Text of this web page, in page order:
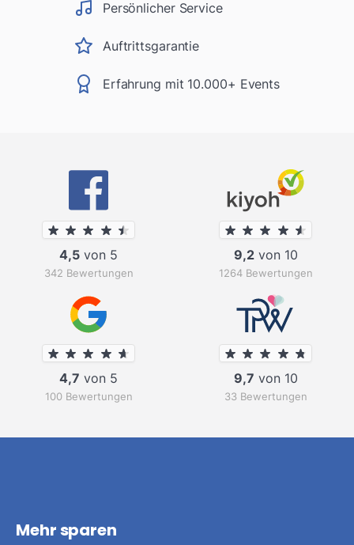
Persönlicher Service
Auftrittsgarantie
Erfahrung mit 10.000+ Events
4,5 von 5
342 Bewertungen
9,2von 10
1264 Bewertungen
4,7 von 5
100 Bewertungen
9,7 von 10
33 Bewertungen
Mehr sparen